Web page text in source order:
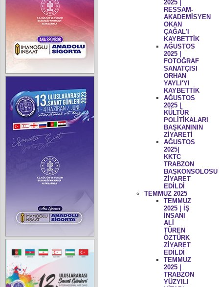
2025 |
RESSAM-
AKADEMİSYEN
OKAN
ÇAĞAL'I
KAYBETTİK
AĞUSTOS
2025 |
FOTOĞRAF
SANATÇISI
ORHAN
YAYLI'YI
KAYBETTİK
AĞUSTOS
2025 |
KÜLTÜR
POLİTİKALARI
BAŞKANININ
ZİYARETİ
AĞUSTOS
2025|
KKTC
TRABZON
BAŞKONSOLOSU
ZİYARET
EDİLDİ
TEMMUZ 2025
TEMMUZ
2025 | İŞ
İNSANI
ALİ
TÜREN
ÖZTÜRK
ZİYARET
EDİLDİ
TEMMUZ
2025 |
TRABZON
YÜZYILI